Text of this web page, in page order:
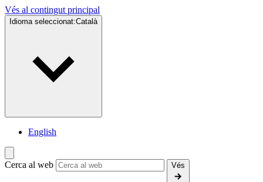
Vés al contingut principal
Idioma seleccionat:Català
English
Cerca al web Vés